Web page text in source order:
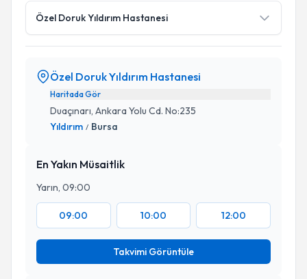
Özel Doruk Yıldırım Hastanesi
Özel Doruk Yıldırım Hastanesi
Haritada Gör
Duaçınarı, Ankara Yolu Cd. No:235
Yıldırım / Bursa
En Yakın Müsaitlik
Yarın, 09:00
09:00 10:00 12:00
Takvimi Görüntüle